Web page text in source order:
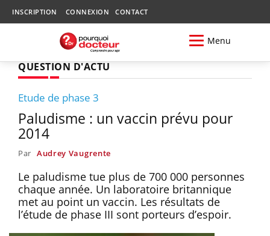
INSCRIPTION CONNEXION CONTACT
Menu
QUESTION D'ACTU
Etude de phase 3
Paludisme : un vaccin prévu pour
2014
Par Audrey Vaugrente
Le paludisme tue plus de 700 000 personnes
chaque année. Un laboratoire britannique
met au point un vaccin. Les résultats de
l’étude de phase III sont porteurs d’espoir.